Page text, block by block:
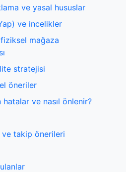
ve yasal hususlar
ve incelikler
mağaza
stratejisi
öneriler
hatalar ve nasıl önlenir?
ve takip önerileri